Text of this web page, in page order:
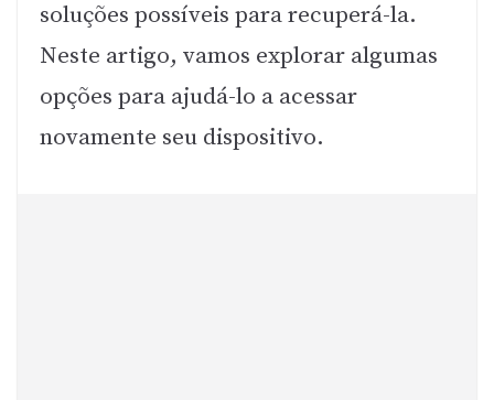
soluções possíveis para recuperá-la.
Neste artigo, vamos explorar algumas
opções para ajudá-lo a acessar
novamente seu dispositivo.